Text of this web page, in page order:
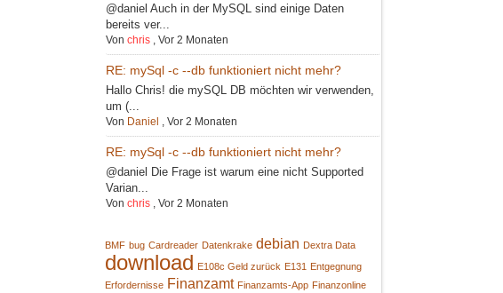
@daniel Auch in der MySQL sind einige Daten
bereits ver...
Vonchris ,Vor 2 Monaten
RE: mySql -c --db funktioniert nicht mehr?
Hallo Chris! die mySQL DB möchten wir verwenden,
um (...
Von Daniel ,Vor 2 Monaten
RE: mySql -c --db funktioniert nicht mehr?
@daniel Die Frage ist warum eine nicht Supported
Varian...
Vonchris ,Vor 2 Monaten
BMF bug Cardreader Datenkrake debian Dextra Data
download E108c Geld zurück E131 Entgegnung
Erfordernisse Finanzamt Finanzamts-App Finanzonline